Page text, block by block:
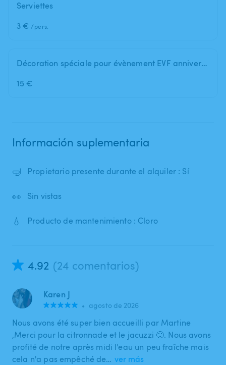
Serviettes
3 € /pers.
Décoration spéciale pour évènement EVF anniversaire
15 €
Información suplementaria
🤿 Propietario presente durante el alquiler : Sí
👀 Sin vistas
💧 Producto de mantenimiento : Cloro
4.92 (24 comentarios)
Karen J
• agosto de 2026
Nous avons été super bien accueilli par Martine
,Merci pour la citronnade et le jacuzzi 🙂. Nous avons
profité de notre après midi l'eau un peu fraîche mais
cela n'a pas empêché de… ver más